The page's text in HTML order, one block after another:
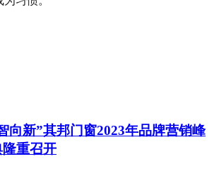
向新”其邦门窗2023年品牌营销峰
重召开